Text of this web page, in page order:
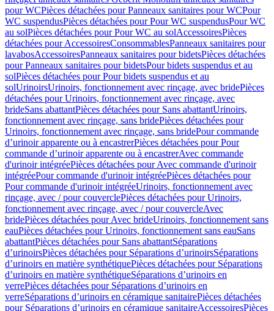
pour WCPièces détachées pour Panneaux sanitaires pour WCPour
WC suspendusPièces détachées pour Pour WC suspendusPour WC
au solPièces détachées pour Pour WC au solAccessoiresPièces
détachées pour AccessoiresConsommablesPanneaux sanitaires pour
lavabosAccessoiresPanneaux sanitaires pour bidetsPièces détachées
pour Panneaux sanitaires pour bidetsPour bidets suspendus et au
solPièces détachées pour Pour bidets suspendus et au
solUrinoirsUrinoirs, fonctionnement avec rinçage, avec bridePièces
détachées pour Urinoirs, fonctionnement avec rinçage, avec
brideSans abattantPièces détachées pour Sans abattantUrinoirs,
fonctionnement avec rinçage, sans bridePièces détachées pour
Urinoirs, fonctionnement avec rinçage, sans bridePour commande
d’urinoir apparente ou à encastrerPièces détachées pour Pour
commande d’urinoir apparente ou à encastrerAvec commande
d'urinoir intégréePièces détachées pour Avec commande d'urinoir
intégréePour commande d'urinoir intégréePièces détachées pour
Pour commande d'urinoir intégréeUrinoirs, fonctionnement avec
rinçage, avec / pour couverclePièces détachées pour Urinoirs,
fonctionnement avec rinçage, avec / pour couvercleAvec
bridePièces détachées pour Avec brideUrinoirs, fonctionnement sans
eauPièces détachées pour Urinoirs, fonctionnement sans eauSans
abattantPièces détachées pour Sans abattantSéparations
d’urinoirsPièces détachées pour Séparations d’urinoirsSéparations
d’urinoirs en matière synthétiquePièces détachées pour Séparations
d’urinoirs en matière synthétiqueSéparations d’urinoirs en
verrePièces détachées pour Séparations d’urinoirs en
verreSéparations d’urinoirs en céramique sanitairePièces détachées
pour Séparations d’urinoirs en céramique sanitaireAccessoiresPièces